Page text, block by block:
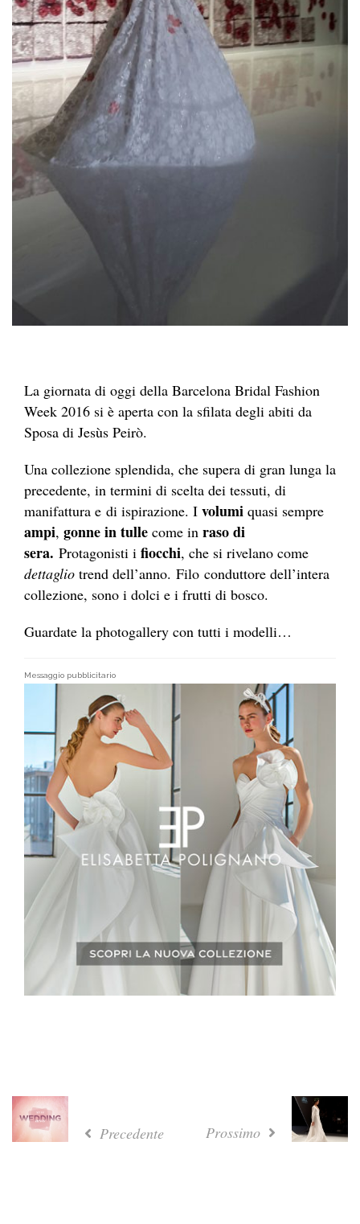
La giornata di oggi della Barcelona Bridal Fashion
Week 2016 si è aperta con la sfilata degli abiti da
Sposa di Jesùs Peirò.
Una collezione splendida, che supera di gran lunga la
precedente, in termini di scelta dei tessuti, di
manifattura e di ispirazione. I volumi quasi sempre
ampi, gonne in tulle come in raso di
sera. Protagonisti i fiocchi, che si rivelano come
dettaglio trend dell’anno. Filo conduttore dell’intera
collezione, sono i dolci e i frutti di bosco.
Guardate la photogallery con tutti i modelli…
Messaggio pubblicitario
Precedente Prossimo